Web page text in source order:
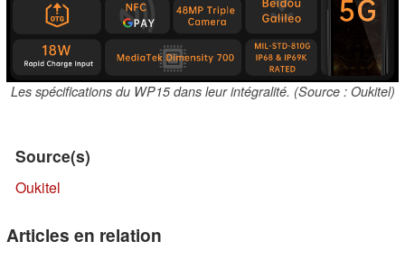
Les spécifications du WP15 dans leur intégralité. (Source : Oukitel)
Source(s)
Oukitel
Articles en relation